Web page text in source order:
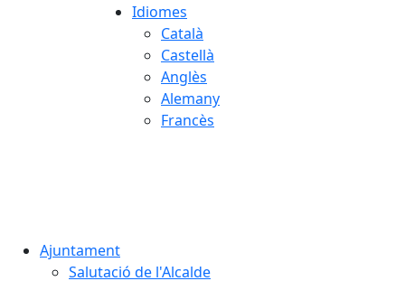
Idiomes
Català
Castellà
Anglès
Alemany
Francès
Ajuntament
Salutació de l'Alcalde